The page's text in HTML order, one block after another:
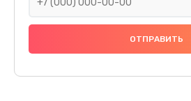
Ремонт SIM-
550 руб.